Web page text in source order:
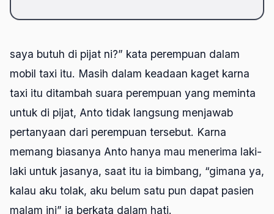
saya butuh di pijat ni?” kata perempuan dalam
mobil taxi itu. Masih dalam keadaan kaget karna
taxi itu ditambah suara perempuan yang meminta
untuk di pijat, Anto tidak langsung menjawab
pertanyaan dari perempuan tersebut. Karna
memang biasanya Anto hanya mau menerima laki-
laki untuk jasanya, saat itu ia bimbang, “gimana ya,
kalau aku tolak, aku belum satu pun dapat pasien
malam ini” ia berkata dalam hati.